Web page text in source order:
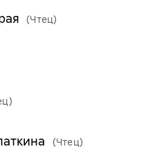
(Чтец)
(Чтец)